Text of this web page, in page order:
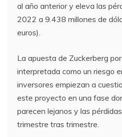
al año anterior y eleva las
2022 a 9.438 millones de
euros).
La apuesta de Zuckerberg
interpretada como un riesgo
inversores empiezan a
este proyecto en una fase
parecen lejanos y las
trimestre tras trimestre.